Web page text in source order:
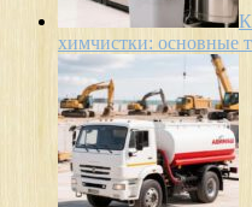
химчистки: основные